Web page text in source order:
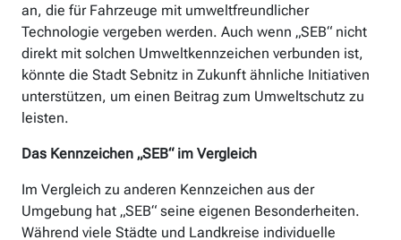
an, die für Fahrzeuge mit umweltfreundlicher
Technologie vergeben werden. Auch wenn „SEB“ nicht
direkt mit solchen Umweltkennzeichen verbunden ist,
könnte die Stadt Sebnitz in Zukunft ähnliche Initiativen
unterstützen, um einen Beitrag zum Umweltschutz zu
leisten.
Das Kennzeichen „SEB“ im Vergleich
Im Vergleich zu anderen Kennzeichen aus der
Umgebung hat „SEB“ seine eigenen Besonderheiten.
Während viele Städte und Landkreise individuelle